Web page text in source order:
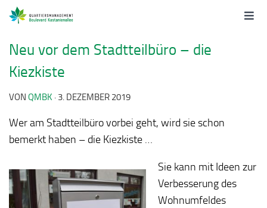
Neu vor dem Stadtteilbüro – die
Kiezkiste
VON QMBK · 3. DEZEMBER 2019
Wer am Stadtteilbüro vorbei geht, wird sie schon
bemerkt haben – die Kiezkiste …
Sie kann mit Ideen zur
Verbesserung des
Wohnumfeldes